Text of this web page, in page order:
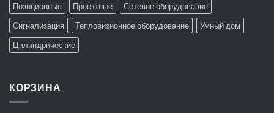
Позиционные
Проектные
Сетевое оборудование
Сигнализация
Тепловизионное оборудование
Умный дом
Цилиндрические
КОРЗИНА